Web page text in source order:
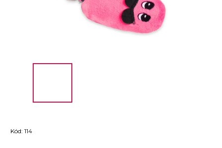
Kód: 114